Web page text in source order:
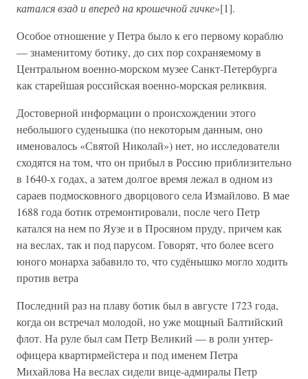
катался взад и вперед на крошечной гичке»[1].
Особое отношение у Петра было к его первому кораблю
— знаменитому ботику, до сих пор сохраняемому в
Центральном военно-морском музее Санкт-Петербурга
как старейшая российская военно-морская реликвия.
Достоверной информации о происхождении этого
небольшого суденышка (по некоторым данным, оно
именовалось «Святой Николай») нет, но исследователи
сходятся на том, что он прибыл в Россию приблизительно
в 1640-х годах, а затем долгое время лежал в одном из
сараев подмосковного дворцового села Измайлово. В мае
1688 года ботик отремонтировали, после чего Петр
катался на нем по Яузе и в Просяном пруду, причем как
на веслах, так и под парусом. Говорят, что более всего
юного монарха забавило то, что судёнышко могло ходить
против ветра
Последний раз на плаву ботик был в августе 1723 года,
когда он встречал молодой, но уже мощный Балтийский
флот. На руле был сам Петр Великий — в роли унтер-
офицера квартирмейстера и под именем Петра
Михайлова На веслах сидели вице-адмиралы Петр